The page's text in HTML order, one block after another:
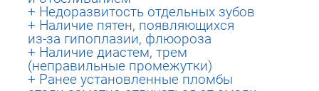
Лечение во сне
+ Недоразвитость отдельных зубов
+ Наличие пятен, появляющихся
из-за гипоплазии, флюороза
+ Наличие диастем, трем
(неправильные промежутки)
+ Ранее установленные пломбы